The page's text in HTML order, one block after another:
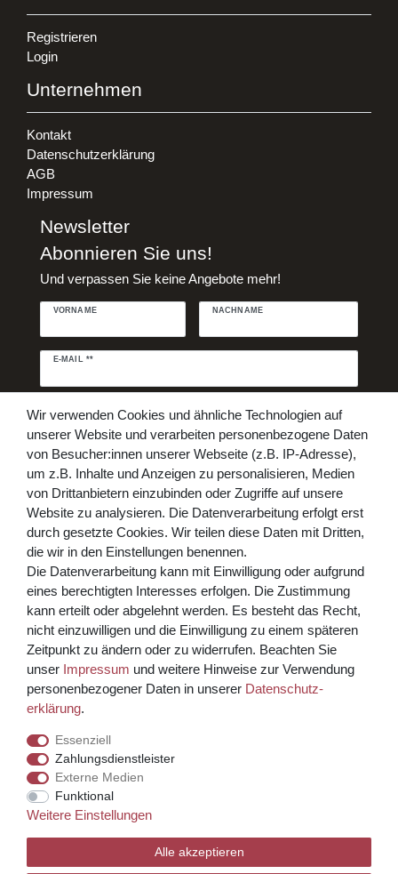
Registrieren
Login
Unternehmen
Kontakt
Datenschutzerklärung
AGB
Impressum
Newsletter
Abonnieren Sie uns!
Und verpassen Sie keine Angebote mehr!
VORNAME NACHNAME
E-MAIL **
Newsletter
Hiermit bestätige ich, dass ich dieDaten­schutz­erklärung
Abonnieren
** Hierbei handelt es sich um ein Pflichtfeld.
Bezahlen Sie bequem per
Kreditkarte über PayPal Funktion
Wir versenden mit
© Copyright 2026 Weinhaus Blum. Alle Rechte vorbehalten.
Template, CMS & Warenwirtschaft by
Wir verwenden Cookies und ähnliche Technologien auf
unserer Website und verarbeiten personenbezogene Daten
von Besucher:innen unserer Webseite (z.B. IP-Adresse),
um z.B. Inhalte und Anzeigen zu personalisieren, Medien
von Drittanbietern einzubinden oder Zugriffe auf unsere
Website zu analysieren. Die Datenverarbeitung erfolgt erst
durch gesetzte Cookies. Wir teilen diese Daten mit Dritten,
die wir in den Einstellungen benennen.
Die Datenverarbeitung kann mit Einwilligung oder aufgrund
eines berechtigten Interesses erfolgen. Die Zustimmung
kann erteilt oder abgelehnt werden. Es besteht das Recht,
nicht einzuwilligen und die Einwilligung zu einem späteren
Zeitpunkt zu ändern oder zu widerrufen. Beachten Sie
unser Impressum und weitere Hinweise zur Verwendung
personenbezogener Daten in unserer Daten­schutz­
erklärung.
Essenziell
Zahlungsdienstleister
Externe Medien
Funktional
Weitere Einstellungen
Alle akzeptieren